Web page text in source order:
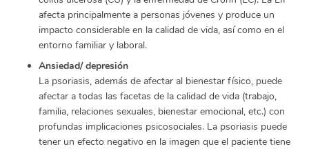
afecta principalmente a personas jóvenes y produce un
impacto considerable en la calidad de vida, así como en el
entorno familiar y laboral.
Ansiedad/ depresión
La psoriasis, además de afectar al bienestar físico, puede
afectar a todas las facetas de la calidad de vida (trabajo,
familia, relaciones sexuales, bienestar emocional, etc.) con
profundas implicaciones psicosociales. La psoriasis puede
tener un efecto negativo en la imagen que el paciente tiene